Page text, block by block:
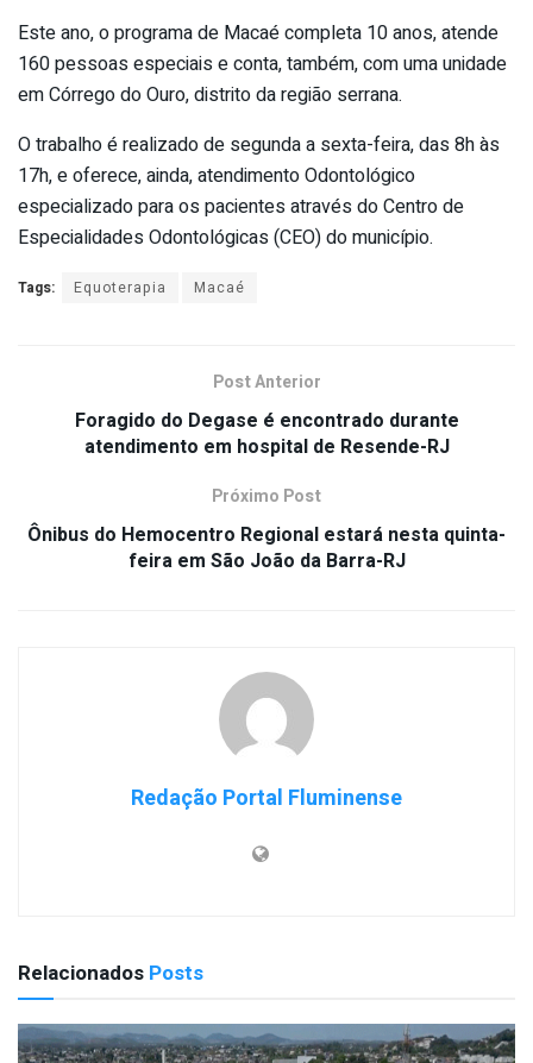
Este ano, o programa de Macaé completa 10 anos, atende
160 pessoas especiais e conta, também, com uma unidade
em Córrego do Ouro, distrito da região serrana.
O trabalho é realizado de segunda a sexta-feira, das 8h às
17h, e oferece, ainda, atendimento Odontológico
especializado para os pacientes através do Centro de
Especialidades Odontológicas (CEO) do município.
Tags: Equoterapia Macaé
Post Anterior
Foragido do Degase é encontrado durante
atendimento em hospital de Resende-RJ
Próximo Post
Ônibus do Hemocentro Regional estará nesta quinta-
feira em São João da Barra-RJ
Redação Portal Fluminense
Relacionados Posts